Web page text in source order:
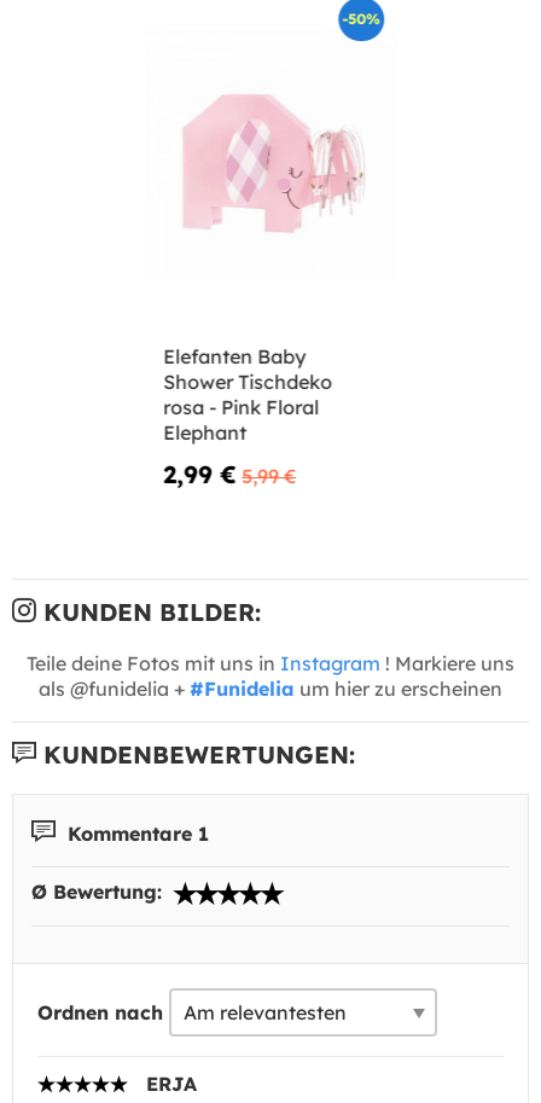
-50%
Elefanten Baby
Shower Tischdeko
rosa - Pink Floral
Elephant
2,99 € 5,99 €
KUNDEN BILDER:
Teile deine Fotos mit uns in Instagram ! Markiere uns
als @funidelia + #Funidelia um hier zu erscheinen
KUNDENBEWERTUNGEN:
Kommentare 1
Ø Bewertung:
Ordnen nach
ERJA